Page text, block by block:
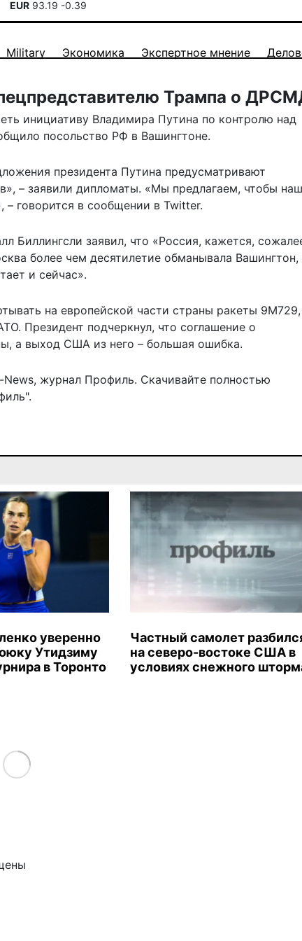
EUR 93.19 -0.39
Military Экономика Экспертное мнение
Трампа о
инициативу Владимира Путина по контролю над
посольство РФ в Вашингтоне.
президента Путина предусматривают
– заявили дипломаты. «Мы предлагаем, чтобы
– говорится в сообщении в Twitter.
Биллингсли заявил, что «Россия, кажется,
более чем десятилетие обманывала Вашингтон,
и сейчас».
на европейской части страны ракеты 9М729,
Президент подчеркнул, что соглашение о
а выход США из него – большая ошибка.
, журнал Профиль. Скачивайте полностью
уверенно
Утидзиму
в Торонто
Частный самолет
на северо-востоке США в
условиях снежного
More